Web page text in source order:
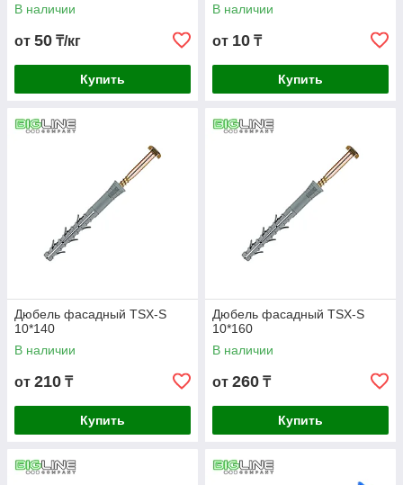
В наличии
от 50 ₸/кг
Купить
В наличии
от 10 ₸
Купить
Дюбель фасадный TSX-S
10*140
В наличии
от 210 ₸
Купить
Дюбель фасадный TSX-S
10*160
В наличии
от 260 ₸
Купить